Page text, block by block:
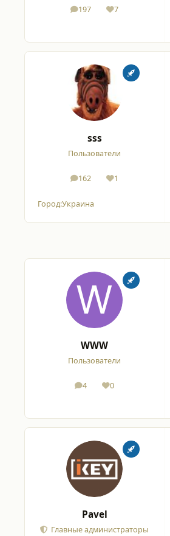
197
сообщения
7
Репутация
sss
Пользователи
162
сообщения
1
Репутация
Город:Украина
WWW
Пользователи
4
сообщения
0
Репутация
Pavel
Главные администраторы